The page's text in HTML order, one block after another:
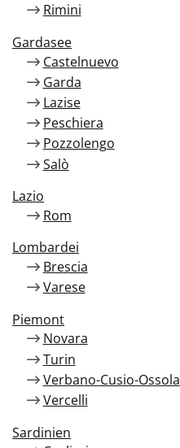
Rimini
Gardasee
Castelnuevo
Garda
Lazise
Peschiera
Pozzolengo
Salò
Lazio
Rom
Lombardei
Brescia
Varese
Piemont
Novara
Turin
Verbano-Cusio-Ossola
Vercelli
Sardinien